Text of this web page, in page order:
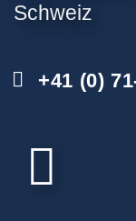
Schweiz
+41 (0)